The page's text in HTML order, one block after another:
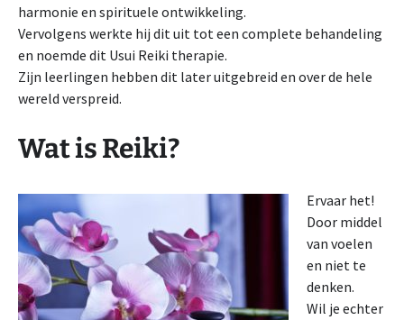
harmonie en spirituele ontwikkeling.
Vervolgens werkte hij dit uit tot een complete behandeling
en noemde dit Usui Reiki therapie.
Zijn leerlingen hebben dit later uitgebreid en over de hele
wereld verspreid.
Wat is Reiki?
Ervaar het!
Door middel
van voelen
en niet te
denken.
Wil je echter